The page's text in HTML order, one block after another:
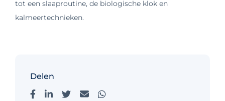
tot een slaaproutine, de biologische klok en
kalmeertechnieken.
Delen